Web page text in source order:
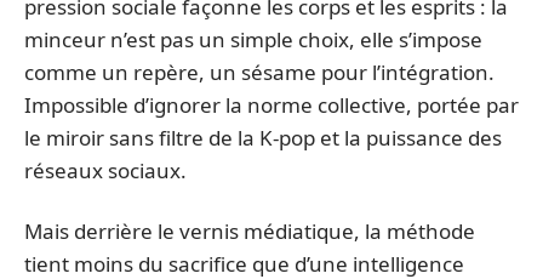
pression sociale façonne les corps et les esprits : la
minceur n’est pas un simple choix, elle s’impose
comme un repère, un sésame pour l’intégration.
Impossible d’ignorer la norme collective, portée par
le miroir sans filtre de la K-pop et la puissance des
réseaux sociaux.
Mais derrière le vernis médiatique, la méthode
tient moins du sacrifice que d’une intelligence